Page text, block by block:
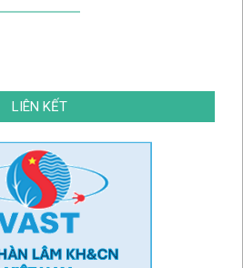
LIÊN KẾT